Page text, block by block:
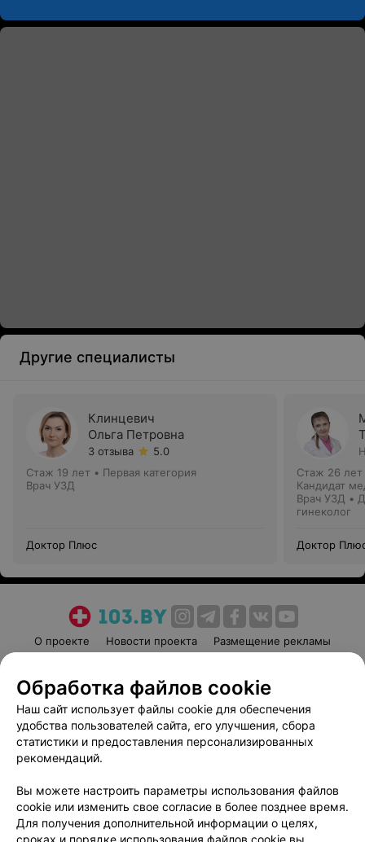
Другие специалисты
Клинцевич
Ольга Петровна
3 отзыва
5.0
Стаж 19 лет • Первая категория
Врач УЗД
Доктор Плюс
Стаж 26 лет
Кандидат
Врач УЗД •
гинеколог
Доктор
О проекте Новости проекта
Размещение рекламы
Пользовательское соглашение
Способы оплаты
Вакансии
Партнеры
Написать руководителю 103.by
Обработка персональных данных
Обработка файлов cookie
Наш сайт использует файлы cookie для обеспечения
удобства пользователей сайта, его улучшения, сбора
статистики и предоставления персонализированных
рекомендаций.
Вы можете настроить параметры использования файлов
cookie или изменить свое согласие в более позднее время.
Для получения дополнительной информации о целях,
сроках и порядке использования файлов cookie вы